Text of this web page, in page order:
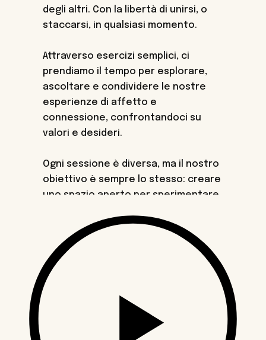
degli altri. Con la libertà di unirsi, o
staccarsi, in qualsiasi momento.
Attraverso esercizi semplici, ci
prendiamo il tempo per esplorare,
ascoltare e condividere le nostre
esperienze di affetto e
connessione, confrontandoci su
valori e desideri.
Ogni sessione è diversa, ma il nostro
obiettivo è sempre lo stesso: creare
uno spazio aperto per sperimentare